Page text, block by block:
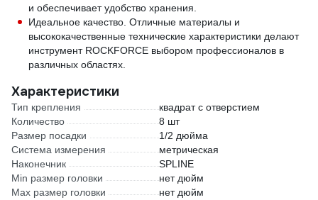
и обеспечивает удобство хранения.
Идеальное качество. Отличные материалы и
высококачественные технические характеристики делают
инструмент ROCKFORCE выбором профессионалов в
различных областях.
Характеристики
Тип крепления
квадрат с отверстием
Количество
8 шт
Размер посадки
1/2 дюйма
Система измерения
метрическая
Наконечник
SPLINE
Min размер головки
нет дюйм
Max размер головки
нет дюйм